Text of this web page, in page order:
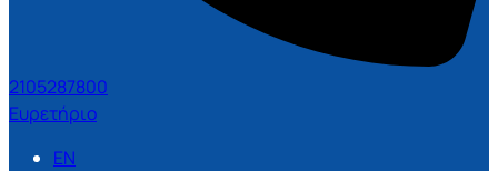
2105287800
Ευρετήριο
EN